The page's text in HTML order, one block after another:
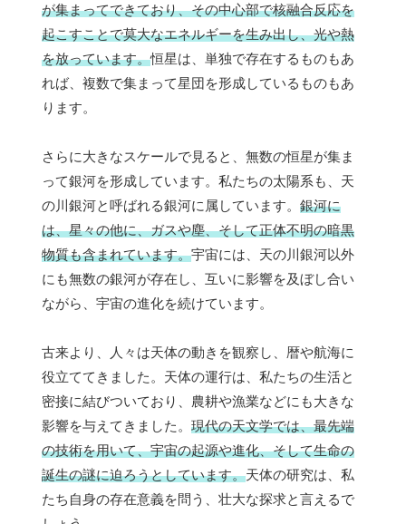
が集まってできており、その中心部で核融合反応を
起こすことで莫大なエネルギーを生み出し、光や熱
を放っています。恒星は、単独で存在するものもあ
れば、複数で集まって星団を形成しているものもあ
ります。
さらに大きなスケールで見ると、無数の恒星が集ま
って銀河を形成しています。私たちの太陽系も、天
の川銀河と呼ばれる銀河に属しています。 銀河に
は、星々の他に、ガスや塵、そして正体不明の暗黒
物質も含まれています。宇宙には、天の川銀河以外
にも無数の銀河が存在し、互いに影響を及ぼし合い
ながら、宇宙の進化を続けています。
古来より、人々は天体の動きを観察し、暦や航海に
役立ててきました。天体の運行は、私たちの生活と
密接に結びついており、農耕や漁業などにも大きな
影響を与えてきました。 現代の天文学では、最先端
の技術を用いて、宇宙の起源や進化、そして生命の
誕生の謎に迫ろうとしています。天体の研究は、私
たち自身の存在意義を問う、壮大な探求と言えるで